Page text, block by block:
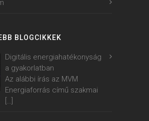
BLOGCIKKEK
Digitális energiahatékonyság
a gyakorlatban
Az alábbi írás az MVM
Energiaforrás című szakmai